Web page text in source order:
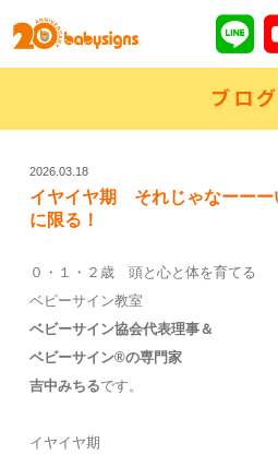
ブログ
2026.03.18
イヤイヤ期 それじゃなーーー
に限る！
０・１・２歳 頭と心と体を育てる
ベビーサイン教室
ベビーサイン協会代表理事＆
ベビーサイン®の専門家
吉中みちるです。
イヤイヤ期